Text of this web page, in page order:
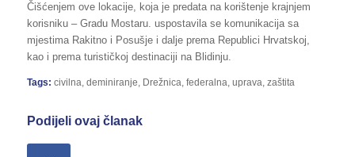
Čišćenjem ove lokacije, koja je predata na korištenje krajnjem
korisniku – Gradu Mostaru. uspostavila se komunikacija sa
mjestima Rakitno i Posušje i dalje prema Republici Hrvatskoj,
kao i prema turističkoj destinaciji na Blidinju.
Tags: civilna deminiranje Drežnica federalna uprava zaštita
Podijeli ovaj članak